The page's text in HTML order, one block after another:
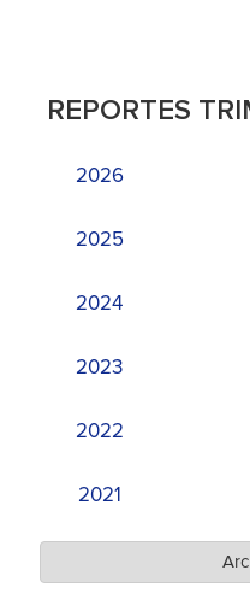
REPORTES
2026
2025
2024
2023
2022
2021